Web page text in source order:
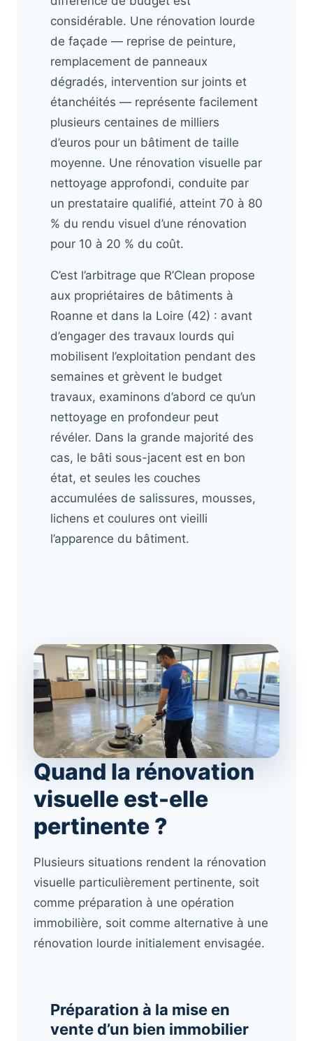
considérable. Une rénovation lourde
de façade — reprise de peinture,
remplacement de panneaux
dégradés, intervention sur joints et
étanchéités — représente facilement
plusieurs centaines de milliers
d’euros pour un bâtiment de taille
moyenne. Une rénovation visuelle par
nettoyage approfondi, conduite par
un prestataire qualifié, atteint 70 à 80
% du rendu visuel d’une rénovation
pour 10 à 20 % du coût.
C’est l’arbitrage que R’Clean propose
aux propriétaires de bâtiments à
Roanne et dans la Loire (42) : avant
d’engager des travaux lourds qui
mobilisent l’exploitation pendant des
semaines et grèvent le budget
travaux, examinons d’abord ce qu’un
nettoyage en profondeur peut
révéler. Dans la grande majorité des
cas, le bâti sous-jacent est en bon
état, et seules les couches
accumulées de salissures, mousses,
lichens et coulures ont vieilli
l’apparence du bâtiment.
Quand la rénovation
visuelle est-elle
pertinente ?
Plusieurs situations rendent la rénovation
visuelle particulièrement pertinente, soit
comme préparation à une opération
immobilière, soit comme alternative à une
rénovation lourde initialement envisagée.
Préparation à la mise en
vente d’un bien immobilier